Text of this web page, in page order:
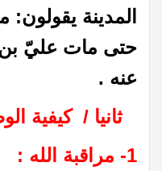
المدينة يقولون:
حتى مات عليّ
عنه .
ثانيا / كيفية
1- مراقبة الله :